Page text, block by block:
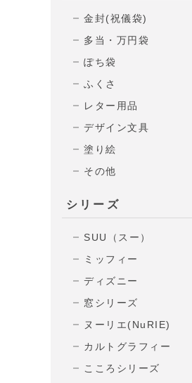
金封(祝儀袋)
多当・万円袋
ぽち袋
ふくさ
レター用品
デザイン文具
塗り絵
その他
シリーズ
SUU（スー）
ミッフィー
ディズニー
窓シリーズ
ヌーリエ(NuRIE)
カルトグラフィー
こころシリーズ